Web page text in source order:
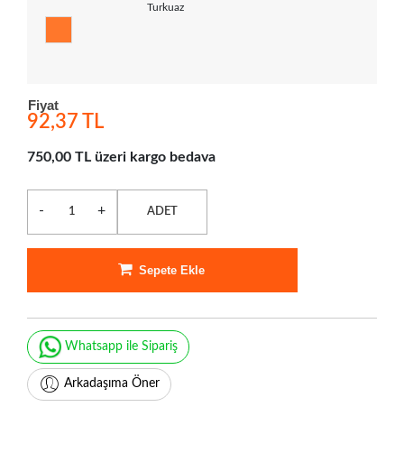
Turkuaz
Fiyat
92,37 TL
750,00 TL üzeri kargo bedava
- + ADET
Sepete Ekle
Whatsapp ile Sipariş
Arkadaşıma Öner